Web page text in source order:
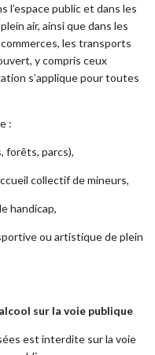
l’espace public et dans les
air, ainsi que dans les
les transports
y compris ceux
s’applique pour toutes
:
parcs),
collectif de mineurs,
handicap,
ou artistique de plein
sur la voie publique
est interdite sur la voie